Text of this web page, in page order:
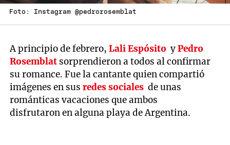
Foto: Instagram @pedrorosemblat
A principio de febrero,Lali Espósito yPedro
Rosemblat sorprendieron a todos al confirmar
su romance. Fue la cantante quien compartió
imágenes en susredes sociales de unas
románticas vacaciones que ambos
disfrutaron en alguna playa de Argentina.